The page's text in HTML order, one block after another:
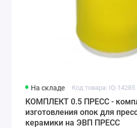
На складе Код товара: IQ-14285
КОМПЛЕКТ 0.5 ПРЕСС -
изготовления опок для
керамики на ЭВП ПРЕСС